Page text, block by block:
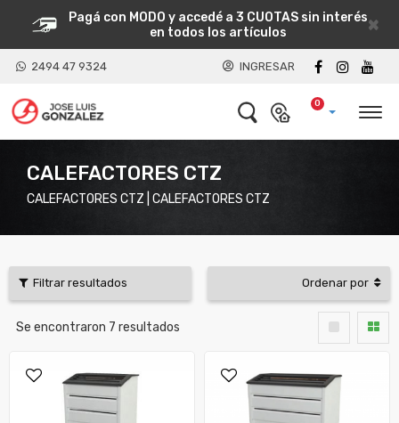
×
Pagá con MODO y accedé a 3 CUOTAS sin interés
en todos los artículos
2494 47 9324 INGRESAR
0
CALEFACTORES CTZ
CALEFACTORES CTZ | CALEFACTORES CTZ
Filtrar resultados Ordenar por
Se encontraron 7 resultados